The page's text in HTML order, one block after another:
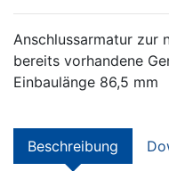
Anschlussarmatur zur
bereits vorhandene
Einbaulänge 86,5 mm
Beschreibung